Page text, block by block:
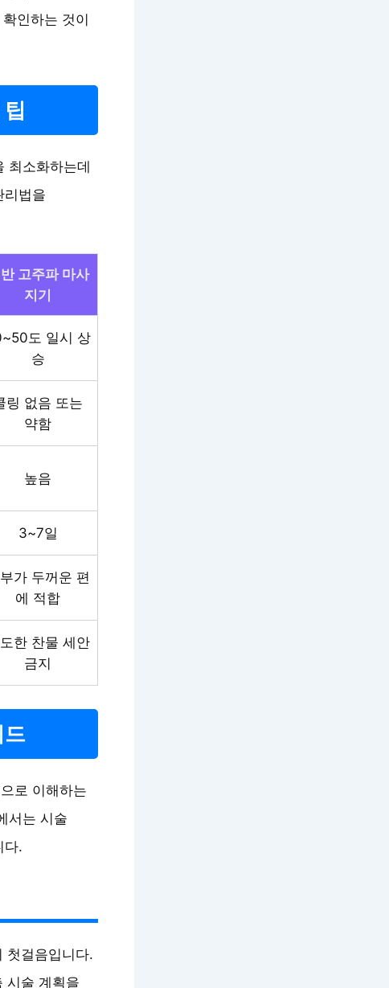
인하는 것이
최소화하는데
리법을
고주파 마사
지기
도 일시 상
승
링 없음 또는
약함
높음
3~7일
가 두꺼운 편
에 적합
한 찬물 세안
금지
드
로 이해하는
서는 시술
다.
첫걸음입니다.
시술 계획을